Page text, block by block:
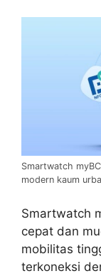
Smartwatch
modern kaum
Smartwatch
cepat dan
mobilitas
terkoneksi